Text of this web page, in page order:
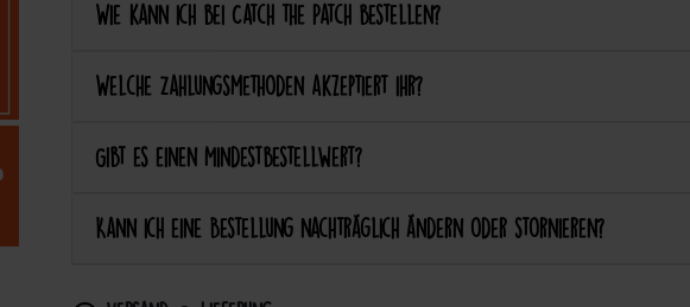
Wie kann ich bei Catch the Patch bestellen?
Welche Zahlungsmethoden akzeptiert ihr?
Gibt es einen Mindestbestellwert?
Kann ich eine Bestellung nachträglich ändern oder stornieren?